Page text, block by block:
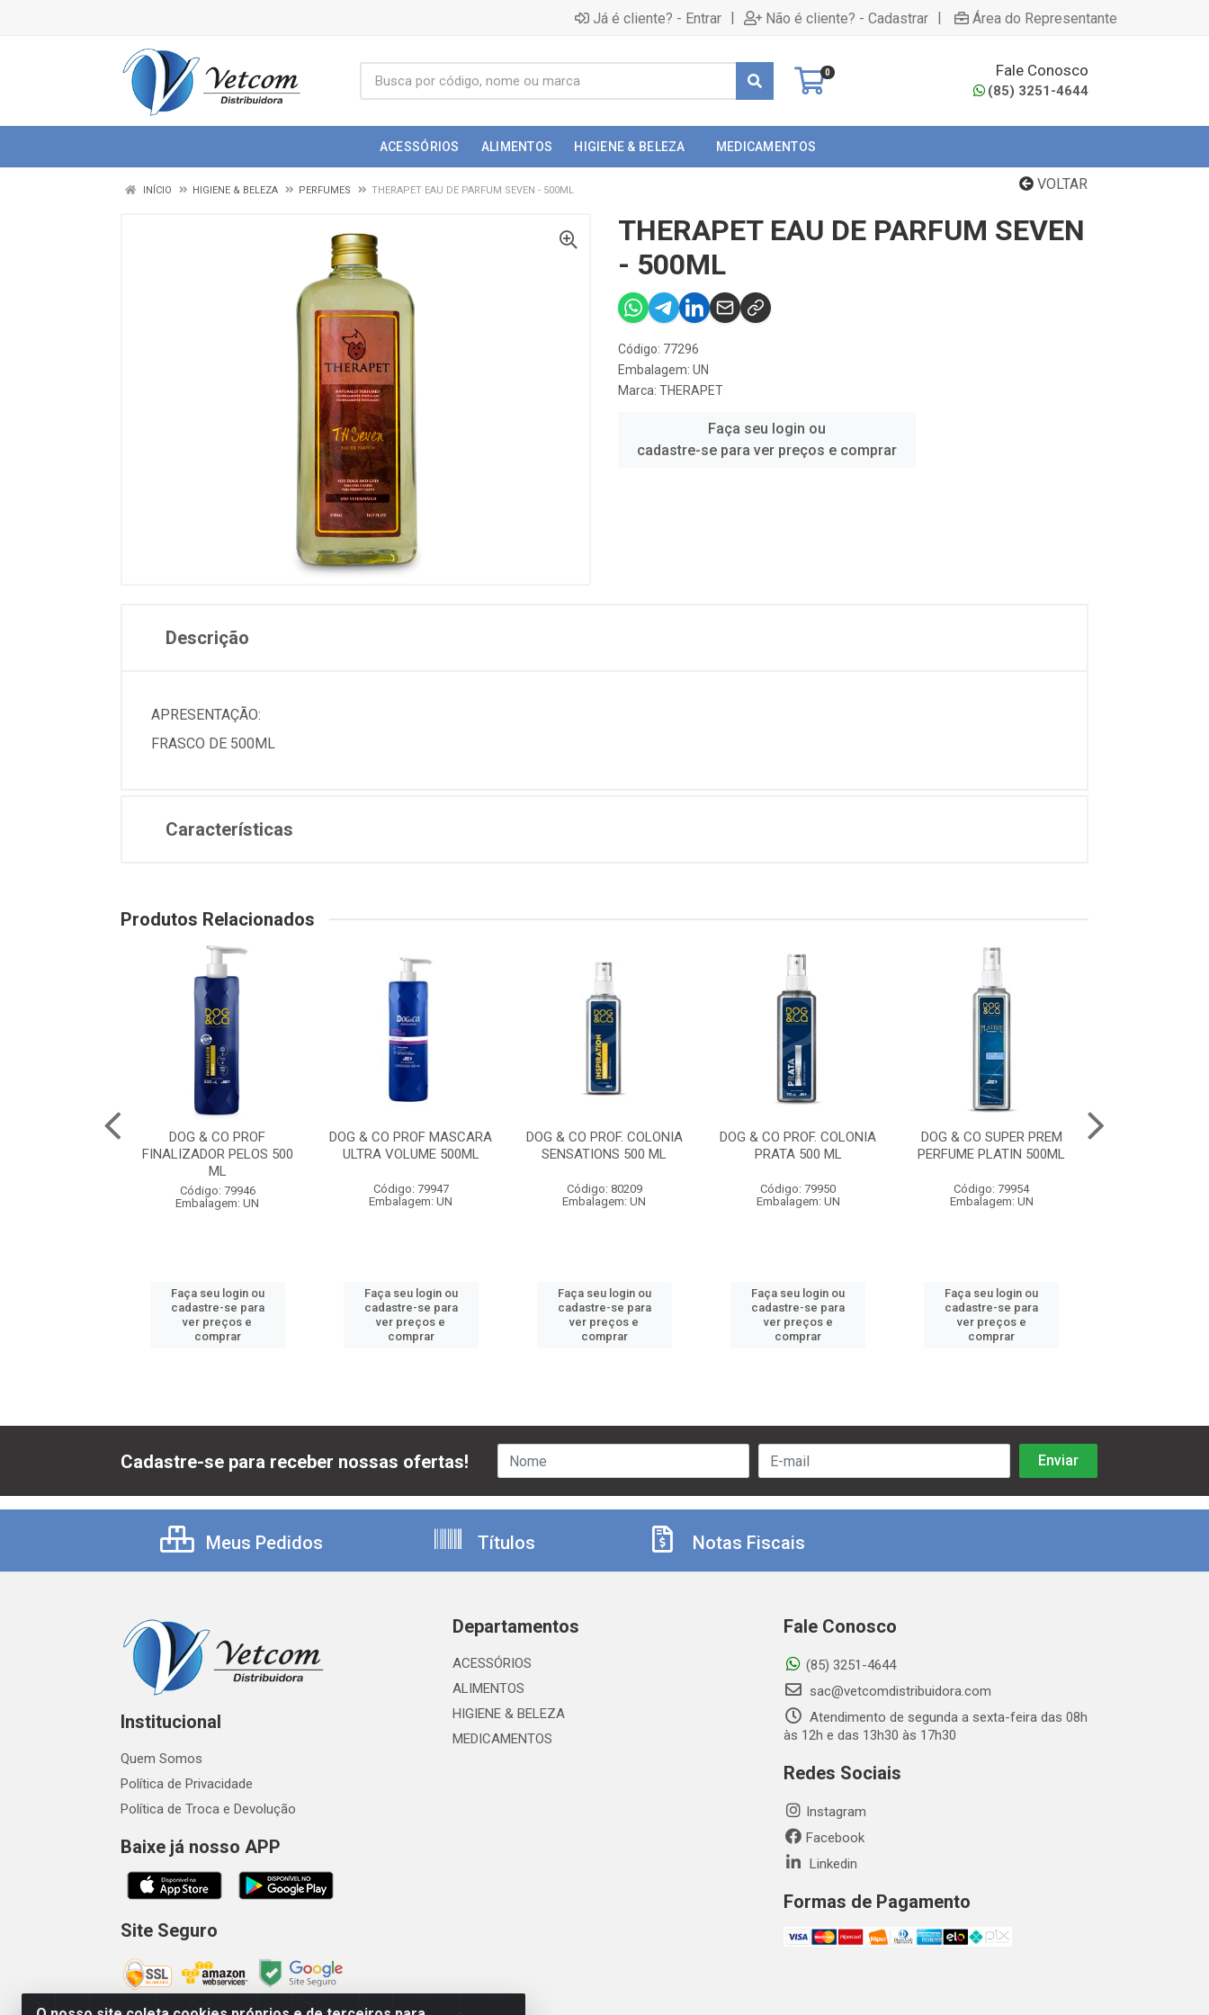
Já é cliente? - Entrar | Não é cliente? - Cadastrar | Área do Representante
0 Fale Conosco
(85) 3251-4644
ACESSÓRIOS ALIMENTOS HIGIENE & BELEZA MEDICAMENTOS
VOLTAR
INÍCIO HIGIENE & BELEZA PERFUMES THERAPET EAU DE PARFUM SEVEN - 500ML
THERAPET EAU DE PARFUM SEVEN
- 500ML
Código: 77296
Embalagem: UN
Marca: THERAPET
Faça seu login ou
cadastre-se para ver preços e comprar
Descrição
APRESENTAÇÃO:
FRASCO DE 500ML
Características
Produtos Relacionados
DOG & CO PROF
FINALIZADOR PELOS 500
ML
Código: 79946
Embalagem: UN
Faça seu login ou
cadastre-se para
ver preços e
comprar
DOG & CO PROF MASCARA
ULTRA VOLUME 500ML
Código: 79947
Embalagem: UN
Faça seu login ou
cadastre-se para
ver preços e
comprar
DOG & CO PROF. COLONIA
SENSATIONS 500 ML
Código: 80209
Embalagem: UN
Faça seu login ou
cadastre-se para
ver preços e
comprar
DOG & CO PROF. COLONIA
PRATA 500 ML
Código: 79950
Embalagem: UN
Faça seu login ou
cadastre-se para
ver preços e
comprar
DOG & CO SUPER PREM
PERFUME PLATIN 500ML
Código: 79954
Embalagem: UN
Faça seu login ou
cadastre-se para
ver preços e
comprar
Cadastre-se para receber nossas ofertas!
Meus Pedidos Títulos Notas Fiscais
Institucional
Quem Somos
Política de Privacidade
Política de Troca e Devolução
Baixe já nosso APP
Site Seguro
Departamentos
ACESSÓRIOS
ALIMENTOS
HIGIENE & BELEZA
MEDICAMENTOS
Fale Conosco
(85) 3251-4644
sac@vetcomdistribuidora.com
Atendimento de segunda a sexta-feira das 08h
às 12h e das 13h30 às 17h30
Redes Sociais
Instagram
Facebook
Linkedin
Formas de Pagamento